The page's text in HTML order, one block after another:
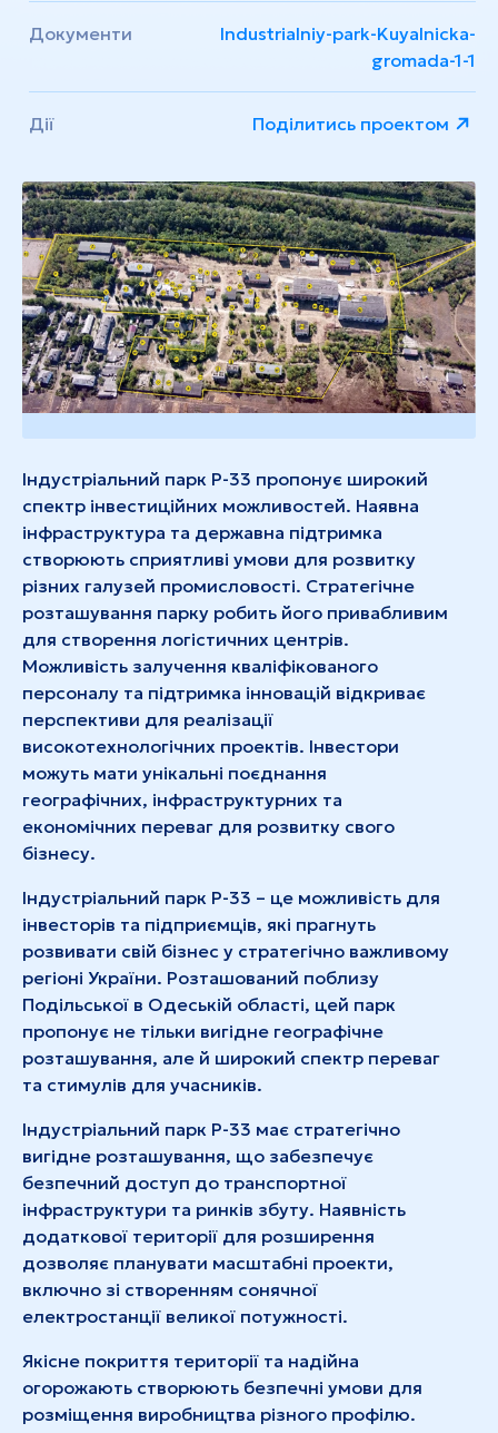
Документи
Industrialniy-park-Kuyalnicka-
gromada-1-1
Дії Поділитись проектом
Індустріальний парк Р-33 пропонує широкий
спектр інвестиційних можливостей. Наявна
інфраструктура та державна підтримка
створюють сприятливі умови для розвитку
різних галузей промисловості. Стратегічне
розташування парку робить його привабливим
для створення логістичних центрів.
Можливість залучення кваліфікованого
персоналу та підтримка інновацій відкриває
перспективи для реалізації
високотехнологічних проектів. Інвестори
можуть мати унікальні поєднання
географічних, інфраструктурних та
економічних переваг для розвитку свого
бізнесу.
Індустріальний парк Р-33 – це можливість для
інвесторів та підприємців, які прагнуть
розвивати свій бізнес у стратегічно важливому
регіоні України. Розташований поблизу
Подільської в Одеській області, цей парк
пропонує не тільки вигідне географічне
розташування, але й широкий спектр переваг
та стимулів для учасників.
Індустріальний парк Р-33 має стратегічно
вигідне розташування, що забезпечує
безпечний доступ до транспортної
інфраструктури та ринків збуту. Наявність
додаткової території для розширення
дозволяє планувати масштабні проекти,
включно зі створенням сонячної
електростанції великої потужності.
Якісне покриття території та надійна
огорожають створюють безпечні умови для
розміщення виробництва різного профілю.